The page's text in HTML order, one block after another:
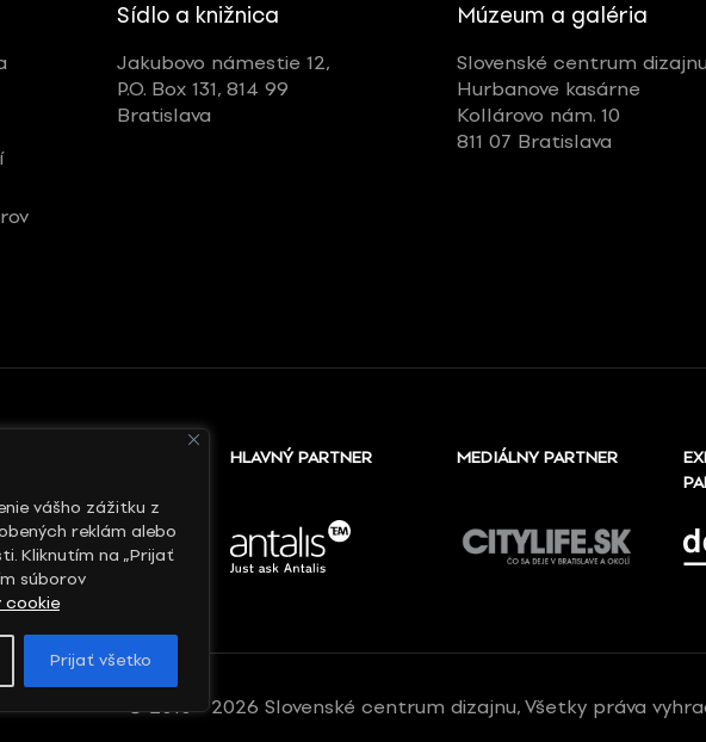
vášho zážitku z
reklám alebo
Kliknutím na „Prijať
súborov
cookie
Prijať všetko
Sídlo a knižnica
Jakubovo námestie 12,
P.O. Box 131, 814 99
Bratislava
Múzeum a galéria
Slovenské centrum dizajnu
Hurbanove kasárne
Kollárovo nám. 10
811 07 Bratislava
HLAVNÝ PARTNER MEDIÁLNY PARTNER
© 2010 - 2026 Slovenské centrum dizajnu, Všetky práva